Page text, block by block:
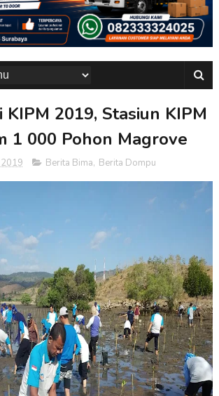
2019, Stasiun KIPM
1 000 Pohon Magrove
Berita Bima, Berita Dompu